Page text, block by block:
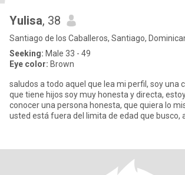
Yulisa, 38
Santiago de los Caballeros, Santiago,
Seeking: Male 33 - 49
Eye color: Brown
saludos a todo aquel que lea mi perfil, soy una
que tiene hijos soy muy honesta y directa, estoy aquí, tratando de
conocer una persona honesta, que quiera lo
usted está fuera del limita de edad que busco,